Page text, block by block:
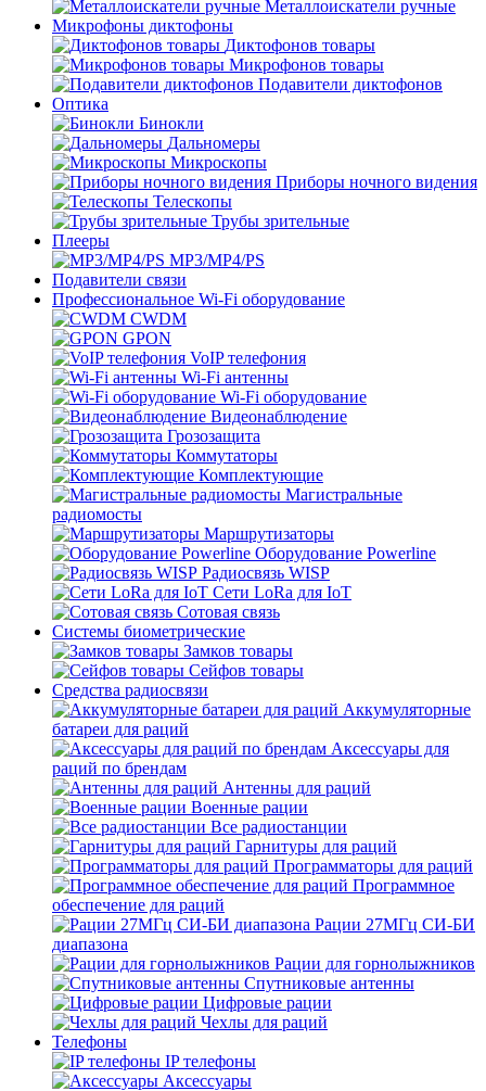
Металлоискатели ручные
Микрофоны диктофоны
Диктофонов товары
Микрофонов товары
Подавители диктофонов
Оптика
Бинокли
Дальномеры
Микроскопы
Приборы ночного видения
Телескопы
Трубы зрительные
Плееры
MP3/MP4/PS
Подавители связи
Профессиональное Wi-Fi оборудование
CWDM
GPON
VoIP телефония
Wi-Fi антенны
Wi-Fi оборудование
Видеонаблюдение
Грозозащита
Коммутаторы
Комплектующие
Магистральные
радиомосты
Маршрутизаторы
Оборудование Powerline
Радиосвязь WISP
Сети LoRa для IoT
Сотовая связь
Системы биометрические
Замков товары
Сейфов товары
Средства радиосвязи
Аккумуляторные
батареи для раций
Аксессуары для
раций по брендам
Антенны для раций
Военные рации
Все радиостанции
Гарнитуры для раций
Программаторы для раций
Программное
обеспечение для раций
Рации 27МГц СИ-БИ
диапазона
Рации для горнолыжников
Спутниковые антенны
Цифровые рации
Чехлы для раций
Телефоны
IP телефоны
Аксессуары